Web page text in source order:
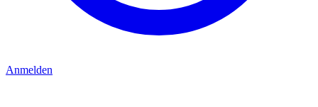
Anmelden